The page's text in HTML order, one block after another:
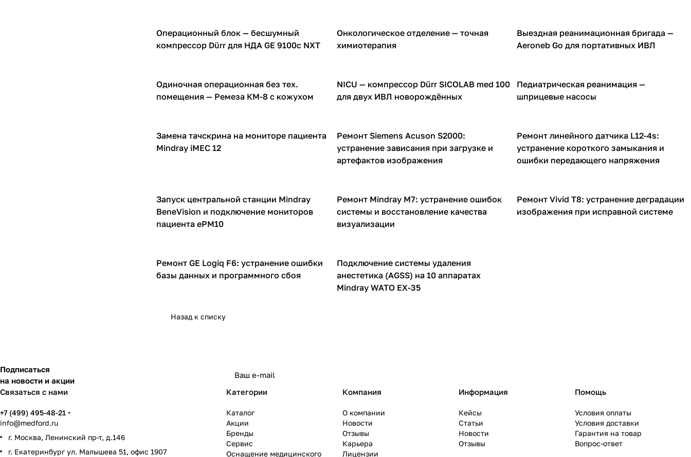
Компрессоры для ИВЛ аппаратов
Операционный блок — бесшумный
компрессор Dürr для НДА GE 9100c NXT
Инфузионные насосы
Онкологическое отделение — точная
химиотерапия
Небулайзеры для ИВЛ аппаратов
Выездная реанимационная бригада —
Aeroneb Go для портативных ИВЛ
Компрессоры для ИВЛ аппаратов
Одиночная операционная без тех.
помещения — Ремеза КМ-8 с кожухом
Компрессоры для ИВЛ аппаратов
NICU — компрессор Dürr SICOLAB med 100
для двух ИВЛ новорождённых
Инфузионные насосы
Педиатрическая реанимация —
шприцевые насосы
Мониторы пациента
Замена тачскрина на мониторе пациента
Mindray iMEC 12
УЗИ аппараты
Ремонт Siemens Acuson S2000:
устранение зависания при загрузке и
артефактов изображения
УЗИ датчики
Ремонт линейного датчика L12-4s:
устранение короткого замыкания и
ошибки передающего напряжения
Мониторы пациента
Запуск центральной станции Mindray
BeneVision и подключение мониторов
пациента ePM10
УЗИ аппараты
Ремонт Mindray M7: устранение ошибок
системы и восстановление качества
визуализации
УЗИ аппараты
Ремонт Vivid T8: устранение деградации
изображения при исправной системе
УЗИ аппараты
Ремонт GE Logiq F6: устранение ошибки
базы данных и программного сбоя
НДА
Подключение системы удаления
анестетика (AGSS) на 10 аппаратах
Mindray WATO EX-35
Назад к списку
Подписаться
на новости и акции
Связаться с нами
+7 (499) 495-48-21
info@medford.ru
г. Москва, Ленинский пр-т, д.146
г. Екатеринбург ул. Малышева 51, офис 1907
Категории
Каталог
Акции
Бренды
Сервис
Оснащение медицинского
Компания
О компании
Новости
Отзывы
Карьера
Лицензии
Информация
Кейсы
Статьи
Новости
Отзывы
Помощь
Условия оплаты
Условия доставки
Гарантия на товар
Вопрос-ответ